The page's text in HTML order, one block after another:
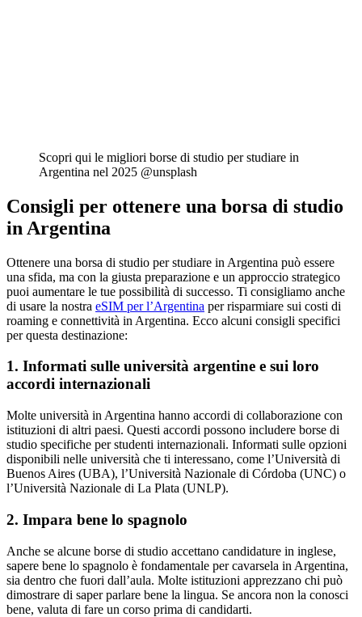
Scopri qui le migliori borse di studio per studiare in
Argentina nel 2025 @unsplash
Consigli per ottenere una borsa di studio
in Argentina
Ottenere una borsa di studio per studiare in Argentina può essere
una sfida, ma con la giusta preparazione e un approccio strategico
puoi aumentare le tue possibilità di successo. Ti consigliamo anche
di usare la nostra eSIM per l’Argentina per risparmiare sui costi di
roaming e connettività in Argentina. Ecco alcuni consigli specifici
per questa destinazione:
1. Informati sulle università argentine e sui loro
accordi internazionali
Molte università in Argentina hanno accordi di collaborazione con
istituzioni di altri paesi. Questi accordi possono includere borse di
studio specifiche per studenti internazionali. Informati sulle opzioni
disponibili nelle università che ti interessano, come l’Università di
Buenos Aires (UBA), l’Università Nazionale di Córdoba (UNC) o
l’Università Nazionale di La Plata (UNLP).
2. Impara bene lo spagnolo
Anche se alcune borse di studio accettano candidature in inglese,
sapere bene lo spagnolo è fondamentale per cavarsela in Argentina,
sia dentro che fuori dall’aula. Molte istituzioni apprezzano chi può
dimostrare di saper parlare bene la lingua. Se ancora non la conosci
bene, valuta di fare un corso prima di candidarti.